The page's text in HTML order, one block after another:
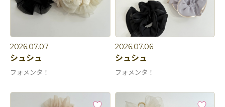
2026.07.07
シュシュ
フォメンタ！
2026.07.06
シュシュ
フォメンタ！